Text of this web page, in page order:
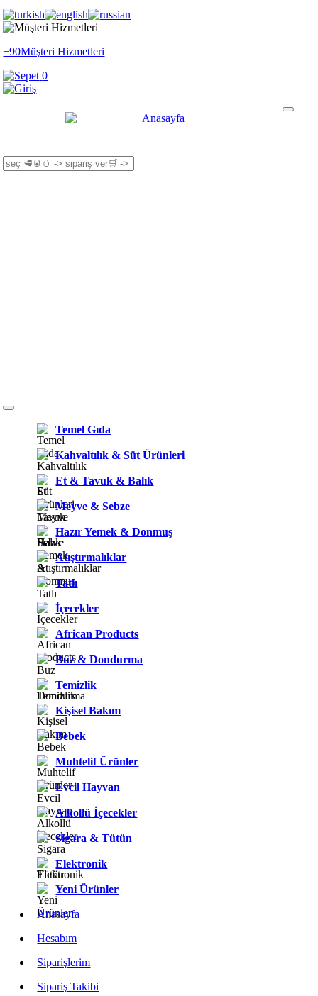
+90Müşteri Hizmetleri
0
Temel Gıda
Kahvaltılık & Süt Ürünleri
Et & Tavuk & Balık
Meyve & Sebze
Hazır Yemek & Donmuş
Atıştırmalıklar
Tatlı
İçecekler
African Products
Buz & Dondurma
Temizlik
Kişisel Bakım
Bebek
Muhtelif Ürünler
Evcil Hayvan
Alkollü İçecekler
Sigara & Tütün
Elektronik
Yeni Ürünler
Anasayfa
Hesabım
Siparişlerim
Sipariş Takibi